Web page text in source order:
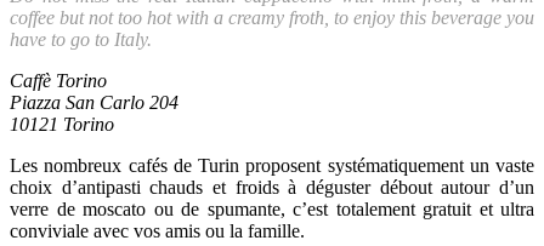
coffee but not too hot with a creamy froth, to enjoy this beverage you
have to go to Italy.
Caffè Torino
Piazza San Carlo 204
10121 Torino
Les nombreux cafés de Turin proposent systématiquement un vaste
choix d’antipasti chauds et froids à déguster débout autour d’un
verre de moscato ou de spumante, c’est totalement gratuit et ultra
conviviale avec vos amis ou la famille.